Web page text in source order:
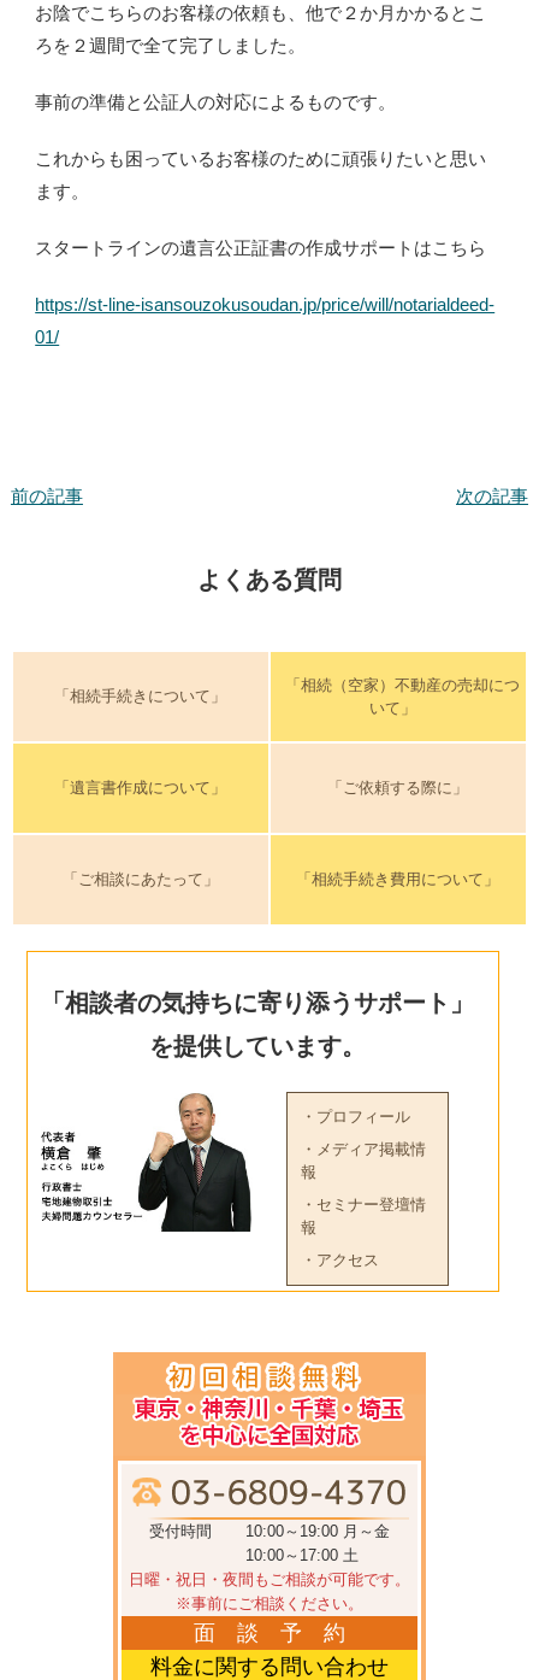
お陰でこちらのお客様の依頼も、他で２か月かかるとこ
ろを２週間で全て完了しました。
事前の準備と公証人の対応によるものです。
これからも困っているお客様のために頑張りたいと思い
ます。
スタートラインの遺言公正証書の作成サポートはこちら
https://st-line-isansouzokusoudan.jp/price/will/notarialdeed-
01/
前の記事 次の記事
よくある質問
「相続手続きについて」
「相続（空家）不動産の売却につ
いて」
「遺言書作成について」 「ご依頼する際に」
「ご相談にあたって」 「相続手続き費用について」
「相談者の気持ちに寄り添うサポート」
を提供しています。
・プロフィール
・メディア掲載情
報
・セミナー登壇情
報
・アクセス
受付時間
10:00～19:00 月～金
10:00～17:00 土
日曜・祝日・夜間もご相談が可能です。
※事前にご相談ください。
面 談 予 約
料金に関する問い合わせ